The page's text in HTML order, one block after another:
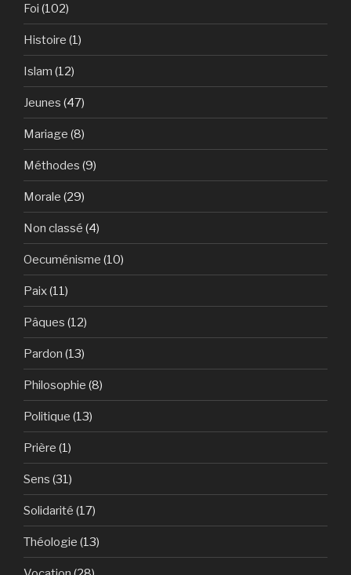
Foi (102)
Histoire (1)
Islam (12)
Jeunes (47)
Mariage (8)
Méthodes (9)
Morale (29)
Non classé (4)
Oecuménisme (10)
Paix(11)
Pâques (12)
Pardon (13)
Philosophie (8)
Politique (13)
Prière (1)
Sens (31)
Solidarité (17)
Théologie (13)